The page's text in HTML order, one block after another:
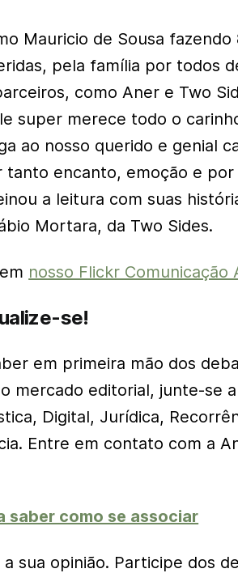
Mauricio de Sousa
pela família por todos
como Aner e Two
super merece todo o
ao nosso querido e genial
tanto encanto, emoção e
a leitura com suas
Mortara, da Two Sides.
nosso Flickr Comunicação
se!
em primeira mão dos
mercado editorial, junte-se
Digital, Jurídica,
Entre em contato com a
saber como se associar
sua opinião. Participe dos